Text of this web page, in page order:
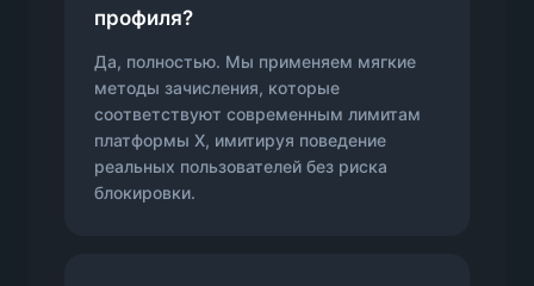
профиля?
Да, полностью. Мы применяем мягкие
методы зачисления, которые
соответствуют современным лимитам
платформы X, имитируя поведение
реальных пользователей без риска
блокировки.